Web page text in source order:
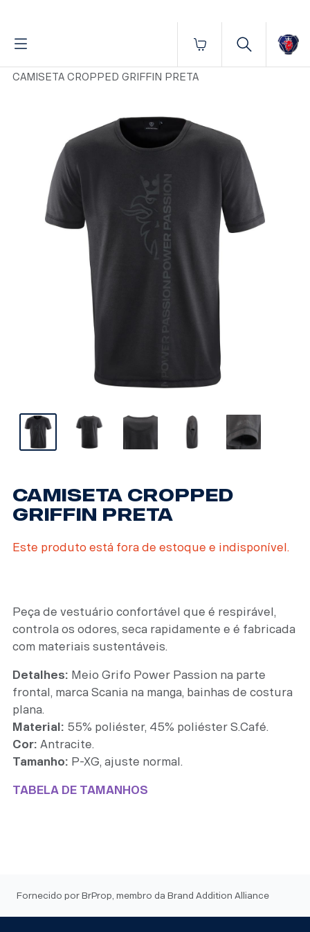
CAMISETA CROPPED GRIFFIN PRETA
CAMISETA CROPPED
GRIFFIN PRETA
Peça de vestuário confortável que é respirável,
controla os odores, seca rapidamente e é fabricada
com materiais sustentáveis.
Detalhes: Meio Grifo Power Passion na parte
frontal, marca Scania na manga, bainhas de costura
plana.
Material: 55% poliéster, 45% poliéster S.Café.
Cor: Antracite.
Tamanho: P-XG, ajuste normal.
TABELA DE TAMANHOS
Este produto está fora de estoque e indisponível.
Fornecido por BrProp, membro da Brand Addition Alliance